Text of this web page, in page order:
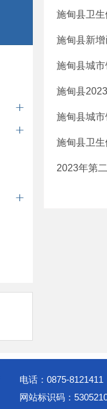
施甸县卫
施甸县新
施甸县城
施甸县
施甸县城
施甸县卫
2023年第
电话：0875-8121411
网站标识码：